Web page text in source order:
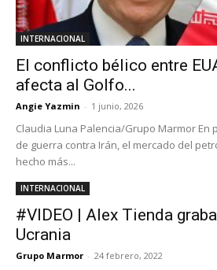
INTERNACIONAL
El conflicto bélico entre
afecta al Golfo...
Angie Yazmin - 1 junio, 2026
Claudia Luna Palencia/Grupo Marmor En
de guerra contra Irán, el mercado del
hecho más...
INTERNACIONAL
#VIDEO | Alex Tienda
Ucrania
Grupo Marmor - 24 febrero, 2022